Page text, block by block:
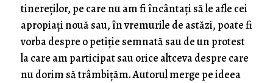
tinereților, pe care nu am fi încântați să le afle cei
apropiați nouă sau, în vremurile de astăzi, poate fi
vorba despre o petiție semnată sau de un protest
la care am participat sau orice altceva despre care
nu dorim să trâmbițăm. Autorul merge pe ideea